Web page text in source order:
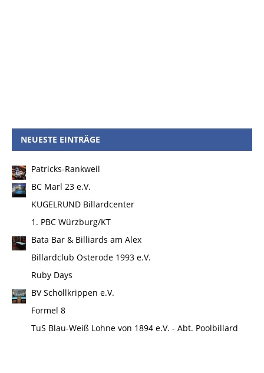
NEUESTE EINTRÄGE
Patricks-Rankweil
BC Marl 23 e.V.
KUGELRUND Billardcenter
1. PBC Würzburg/KT
Bata Bar & Billiards am Alex
Billardclub Osterode 1993 e.V.
Ruby Days
BV Schöllkrippen e.V.
Formel 8
TuS Blau-Weiß Lohne von 1894 e.V. - Abt. Poolbillard